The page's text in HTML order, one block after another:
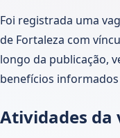
Foi registrada uma
de Fortaleza com
longo da publicação,
benefícios informados
Atividades da